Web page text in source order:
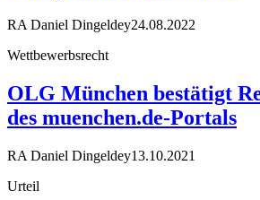
RA Daniel Dingeldey24.08.2022
Wettbewerbsrecht
OLG München bestätigt
des muenchen.de-Portals
RA Daniel Dingeldey13.10.2021
Urteil